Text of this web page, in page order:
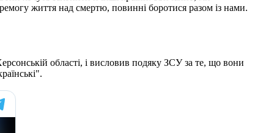
життя над смертю, повинні боротися разом із нами.
області, і висловив подяку ЗСУ за те, що вони